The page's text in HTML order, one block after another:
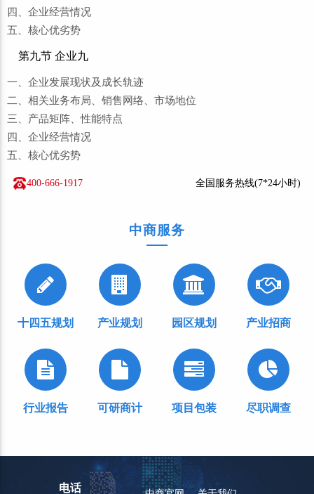
四、企业经营情况
五、核心优劣势
第九节 企业九
一、企业发展现状及成长轨迹
二、相关业务布局、销售网络、市场地位
三、产品矩阵、性能特点
四、企业经营情况
五、核心优劣势
400-666-1917 全国服务热线(7*24小时)
中商服务
十四五规划 产业规划 园区规划 产业招商
行业报告 可研商计 项目包装 尽职调查
电话